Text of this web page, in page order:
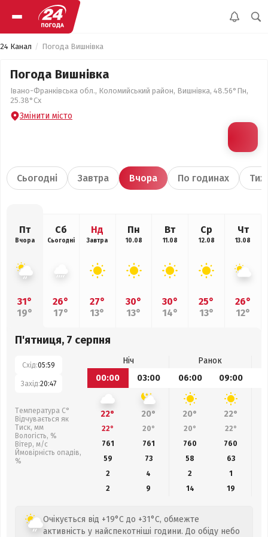
24 Канал Погода Вишнівка
Погода Вишнівка
Івано-Франківська обл., Коломийський район, Вишнівка, 48.56°Пн,
25.38°Сх
Змінити місто
Сьогодні Завтра Вчора По годинах
Пт
Вчора
31°
19°
Сб
Сьогодні
26°
17°
Нд
Завтра
27°
13°
Пн
10.08
30°
13°
Вт
11.08
30°
14°
Ср
12.08
25°
13°
Чт
13.08
26°
12°
П'ятниця, 7 серпня
Схід:05:59
Захід:20:47
Температура С°
Відчувається як
Тиск, мм
Вологість, %
Вітер, м/с
Ймовірність опадів,
%
Ніч
Ранок
00:00
03:00 06:00 09:00
22° 20° 20° 22°
22° 20° 20° 22°
761
761 760 760
59
73 58 63
2
4 2
1
2
9 14 19
Очікується від +19°C до +31°C, обмежте
активність у найспекотніші години. До обіду небо